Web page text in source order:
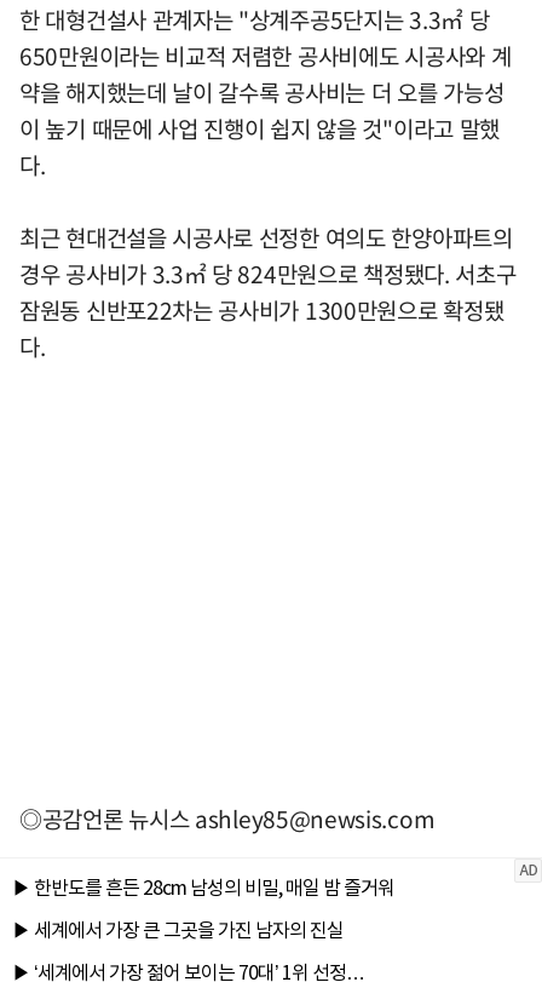
한 대형건설사 관계자는 "상계주공5단지는 3.3㎡ 당
650만원이라는 비교적 저렴한 공사비에도 시공사와 계
약을 해지했는데 날이 갈수록 공사비는 더 오를 가능성
이 높기 때문에 사업 진행이 쉽지 않을 것"이라고 말했
다.
최근 현대건설을 시공사로 선정한 여의도 한양아파트의
경우 공사비가 3.3㎡ 당 824만원으로 책정됐다. 서초구
잠원동 신반포22차는 공사비가 1300만원으로 확정됐
다.
◎공감언론 뉴시스ashley85@newsis.com